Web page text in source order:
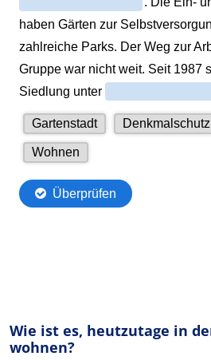
Wie ist es, heutzutage in
wohnen?